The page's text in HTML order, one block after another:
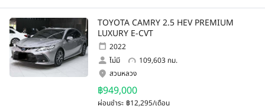
TOYOTA CAMRY 2.5 HEV PREMIUM
LUXURY E-CVT
2022
ไม่มี
109,603 กม.
฿949,000
ผ่อนชำระ ฿12,295/เดือน
สวนหลวง